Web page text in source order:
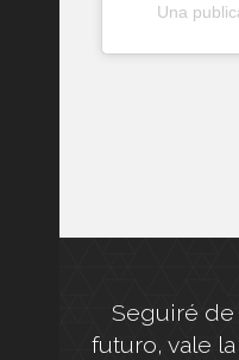
Una
Seguiré de
futuro, vale